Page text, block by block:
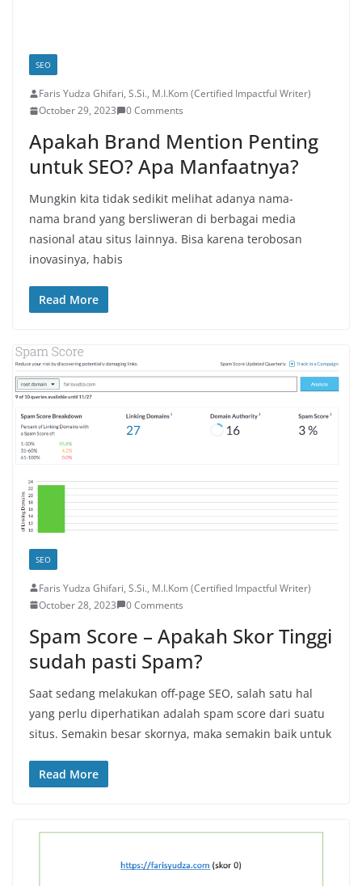
SEO
Faris Yudza Ghifari, S.Si., M.I.Kom (Certified Impactful Writer)
October 29, 2023
0 Comments
Apakah Brand Mention Penting
untuk SEO? Apa Manfaatnya?
Mungkin kita tidak sedikit melihat adanya nama-
nama brand yang bersliweran di berbagai media
nasional atau situs lainnya. Bisa karena terobosan
inovasinya, habis
Read More
SEO
Faris Yudza Ghifari, S.Si., M.I.Kom (Certified Impactful Writer)
October 28, 2023
0 Comments
Spam Score – Apakah Skor Tinggi
sudah pasti Spam?
Saat sedang melakukan off-page SEO, salah satu hal
yang perlu diperhatikan adalah spam score dari suatu
situs. Semakin besar skornya, maka semakin baik untuk
Read More